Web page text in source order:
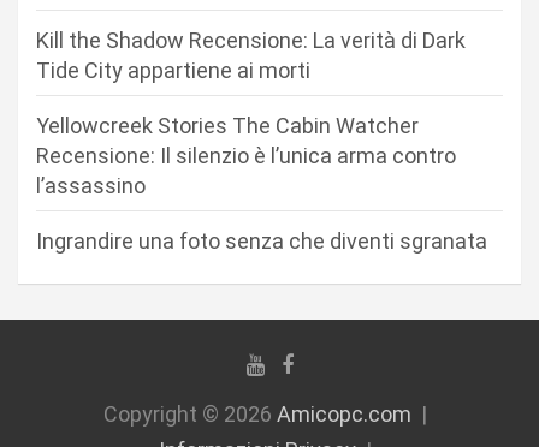
Kill the Shadow Recensione: La verità di Dark
Tide City appartiene ai morti
Yellowcreek Stories The Cabin Watcher
Recensione: Il silenzio è l’unica arma contro
l’assassino
Ingrandire una foto senza che diventi sgranata
Copyright © 2026 Amicopc.com